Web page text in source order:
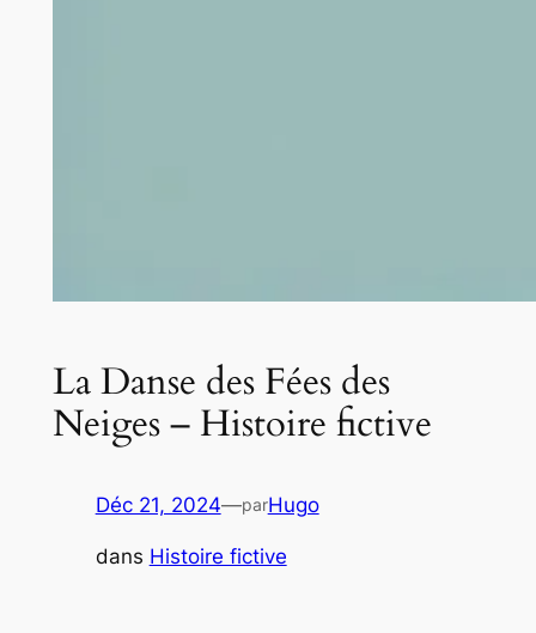
La Danse des Fées des
Neiges – Histoire fictive
Déc 21, 2024—parHugo
dans Histoire fictive